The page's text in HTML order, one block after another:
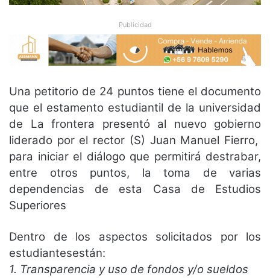
Publicidad
Una petitorio de 24 puntos tiene el documento
que el estamento estudiantil de la universidad
de La frontera presentó al nuevo gobierno
liderado por el rector (S) Juan Manuel Fierro,
para iniciar el diálogo que permitirá destrabar,
entre otros puntos, la toma de varias
dependencias de esta Casa de Estudios
Superiores
Dentro de los aspectos solicitados por los
estudiantesestán:
1. Transparencia y uso de fondos y/o sueldos